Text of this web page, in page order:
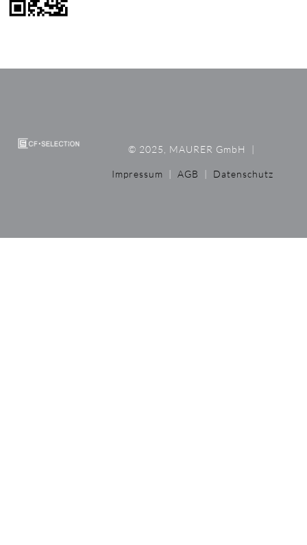
© 2025, MAURER GmbH |
Impressum | AGB | Datenschutz